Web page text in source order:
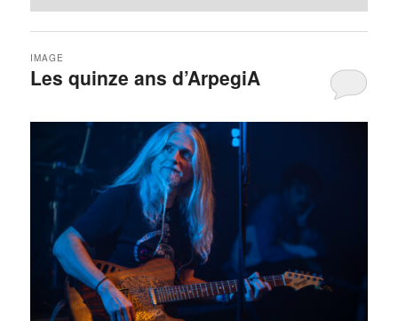
Les quinze ans d’ArpegiA
IMAGE